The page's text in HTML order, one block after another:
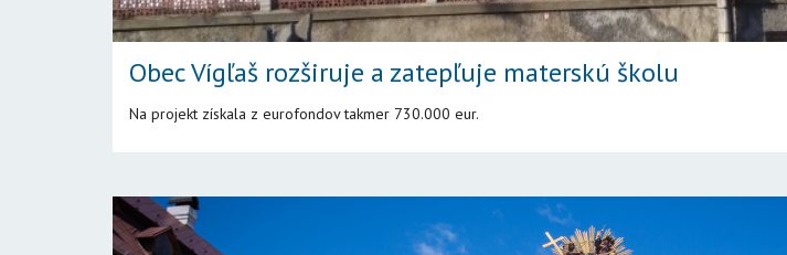
Obec Vígľaš rozširuje a zatepľuje materskú školu
Na projekt získala z eurofondov takmer 730.000 eur.